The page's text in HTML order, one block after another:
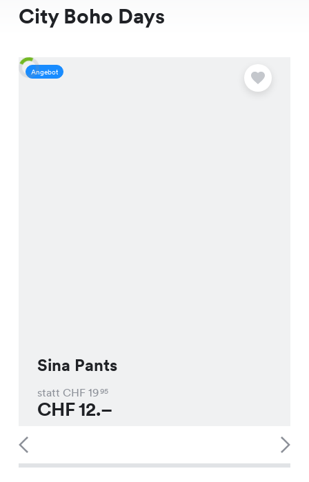
City Boho Days
Angebot
Sina Pants
statt CHF 1995
CHF12.–